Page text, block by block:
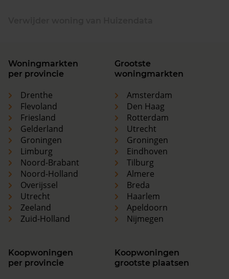
Woningmarkten
per provincie
Drenthe
Flevoland
Friesland
Gelderland
Groningen
Limburg
Noord-Brabant
Noord-Holland
Overijssel
Utrecht
Zeeland
Zuid-Holland
Grootste
woningmarkten
Amsterdam
Den Haag
Rotterdam
Utrecht
Groningen
Eindhoven
Tilburg
Almere
Breda
Haarlem
Apeldoorn
Nijmegen
Koopwoningen
per provincie
Koopwoningen
grootste plaatsen